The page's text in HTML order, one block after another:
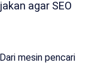
agar SEO
mesin pencari